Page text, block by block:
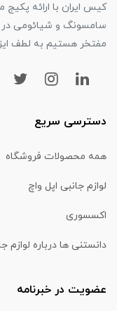
کیس ایران با ارائه پکیج
سامسونگ و شیائومی در
مفتخر هستیم به لطف
دسترسی سریع
همه محصولات فروشگاه
لوازم جانبی اپل واچ
اکسسوری
دانستنی ها درباره لوازم
عضویت در خبرنامه